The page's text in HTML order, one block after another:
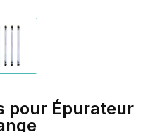
pour Épurateur